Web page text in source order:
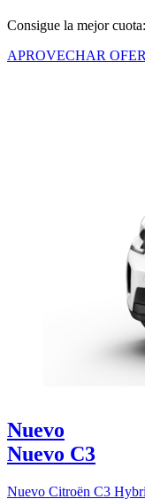
Consigue la mejor
APROVECHAR
Nuevo
Nuevo C3
Nuevo Citroën C3